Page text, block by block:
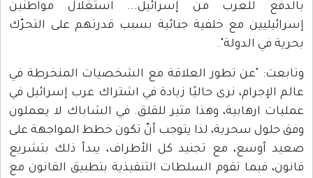
بالدفع للعرب من إسرائيل... استغلال مواطنين
إسرائيليين مع خلفية جنائية بسبب قدرتهم على التحرّك
بحرية في الدولة".
وتابعت: "عن تطور العلاقة مع الشخصيات المنخرطة في
عالم الإجرام، نرى حاليًا زيادة في اشتراك عرب إسرائيل في
عمليات ارهابية، وهذا مثير للقلق. في الشاباك لا يعملون
وفق حلول سحرية، لذا يتوجب أنّ تكون خطط المواجهة على
صعيد أوسع، مع تجنيد كل الأطراف، يبدأ ذلك بتشريع
قانون، فيما تقوم السلطات التنفيذية بتطبيق القانون مع